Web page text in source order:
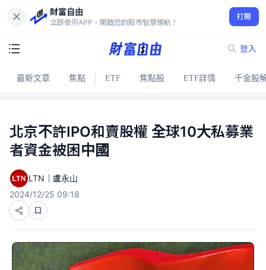
財富自由
立即使用APP，開啟您的股市智慧導航！
打開
登入
最新文章 焦點 ETF 焦點股 ETF詳情 千金股
北京不許IPO和賣股權 全球10大私募業
者資金被困中國
LTN｜盧永山
2024/12/25 09:18